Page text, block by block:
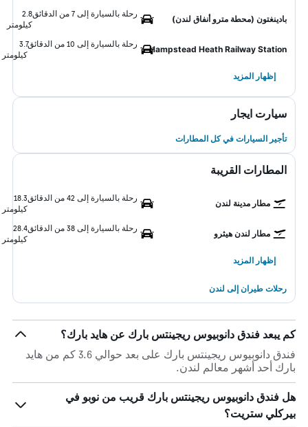
بادينغتون (محطة مترو أنفاق لندن)
رحلة بالسيارة إلى 7 من الدقائق
2.8
كيلومتر
Hampstead Heath Railway Station
رحلة بالسيارة إلى 10 من الدقائق
3.7
كيلومتر
إظهار المزيد
سيارت ايجار
تأجير السيارات في كل المطارات
المطارات القريبة
مطار مدينة لندن
رحلة بالسيارة إلى 42 من الدقائق
18.3
كيلومتر
مطار لندن هيثرو
رحلة بالسيارة إلى 38 من الدقائق
28.4
كيلومتر
إظهار المزيد
رحلات طيران إلى لندن
كم يبعد فندق دانوبيوس ريجينتس بارك عن هايد بارك؟
فندق دانوبيوس ريجينتس بارك على بعد حوالي 3.6 كم من هايد
بارك أحد أشهر معالم لندن.
هل فندق دانوبيوس ريجينتس بارك قريب من نوبو في
بيركلي ستريت؟